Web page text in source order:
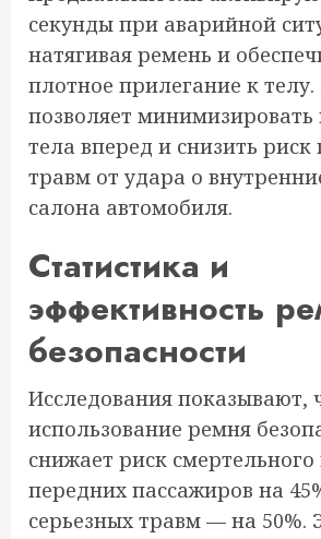
секунды при аварийной
натягивая ремень и
плотное прилегание к телу.
позволяет
тела вперед и снизить риск
травм от удара о
салона автомобиля.
Статистика и
эффективность
безопасности
Исследования показывают,
использование ремня
снижает риск
передних пассажиров на
серьезных травм — на 50%.